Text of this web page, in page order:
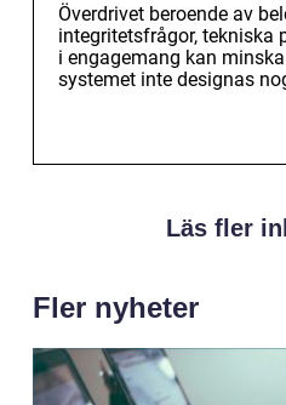
Överdrivet beroende av
integritetsfrågor, tekniska
i engagemang kan
systemet inte designas
Läs fler
Fler nyheter